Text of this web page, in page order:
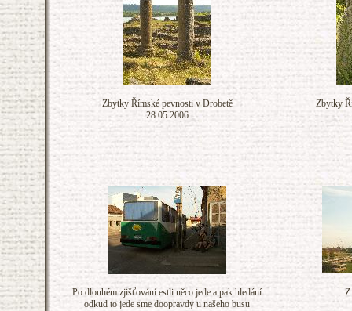
Zbytky Římské pevnosti v Drobetě
28.05.2006
Zbytky
Po dlouhém zjišťování estli něco jede a pak hledání
odkud to jede sme doopravdy u našeho busu
Z